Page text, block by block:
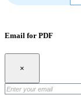
Email for PDF
×